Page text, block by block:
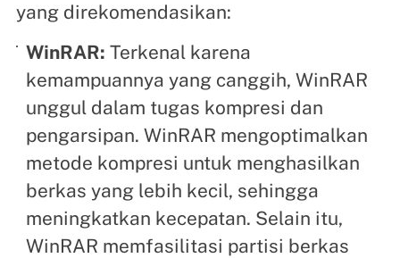
yang direkomendasikan:
WinRAR: Terkenal karena
kemampuannya yang canggih, WinRAR
unggul dalam tugas kompresi dan
pengarsipan. WinRAR mengoptimalkan
metode kompresi untuk menghasilkan
berkas yang lebih kecil, sehingga
meningkatkan kecepatan. Selain itu,
WinRAR memfasilitasi partisi berkas